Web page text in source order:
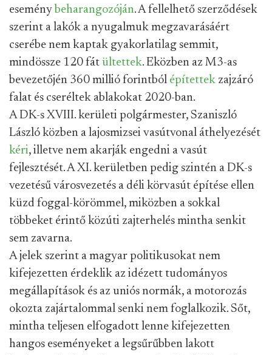
esemény beharangozóján. A fellelhető szerződések
szerint a lakók a nyugalmuk megzavarásáért
cserébe nem kaptak gyakorlatilag semmit,
mindössze 120 fát ültettek. Eközben az M3-as
bevezetőjén 360 millió forintból építettek zajzáró
falat és cseréltek ablakokat 2020-ban.
A DK-s XVIII. kerületi polgármester, Szaniszló
László közben a lajosmizsei vasútvonal áthelyezését
kéri, illetve nem akarják engedni a vasút
fejlesztését. A XI. kerületben pedig szintén a DK-s
vezetésű városvezetés a déli körvasút építése ellen
küzd foggal-körömmel, miközben a sokkal
többeket érintő közúti zajterhelés mintha senkit
sem zavarna.
A jelek szerint a magyar politikusokat nem
kifejezetten érdeklik az idézett tudományos
megállapítások és az uniós normák, a motorozás
okozta zajártalommal senki nem foglalkozik. Sőt,
mintha teljesen elfogadott lenne kifejezetten
hangos eseményeket a legsűrűbben lakott